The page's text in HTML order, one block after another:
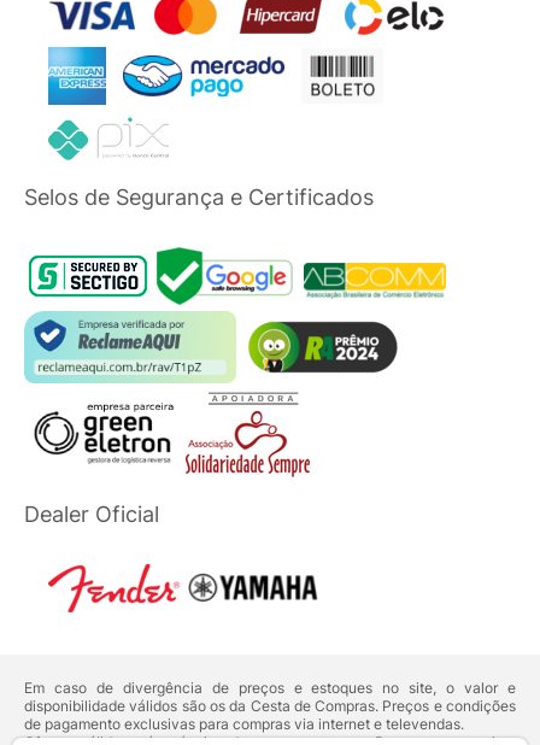
Selos de Segurança e Certificados
Dealer Oficial
Em caso de divergência de preços e estoques no site, o valor e
disponibilidade válidos são os da Cesta de Compras. Preços e condições
de pagamento exclusivas para compras via internet e televendas.